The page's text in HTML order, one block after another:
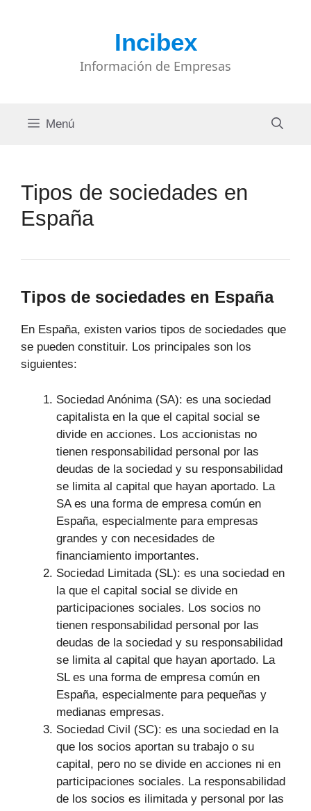
Incibex
Información de Empresas
Menú
Tipos de sociedades en
España
Tipos de sociedades en España
En España, existen varios tipos de sociedades que
se pueden constituir. Los principales son los
siguientes:
Sociedad Anónima (SA): es una sociedad
capitalista en la que el capital social se
divide en acciones. Los accionistas no
tienen responsabilidad personal por las
deudas de la sociedad y su responsabilidad
se limita al capital que hayan aportado. La
SA es una forma de empresa común en
España, especialmente para empresas
grandes y con necesidades de
financiamiento importantes.
Sociedad Limitada (SL): es una sociedad en
la que el capital social se divide en
participaciones sociales. Los socios no
tienen responsabilidad personal por las
deudas de la sociedad y su responsabilidad
se limita al capital que hayan aportado. La
SL es una forma de empresa común en
España, especialmente para pequeñas y
medianas empresas.
Sociedad Civil (SC): es una sociedad en la
que los socios aportan su trabajo o su
capital, pero no se divide en acciones ni en
participaciones sociales. La responsabilidad
de los socios es ilimitada y personal por las